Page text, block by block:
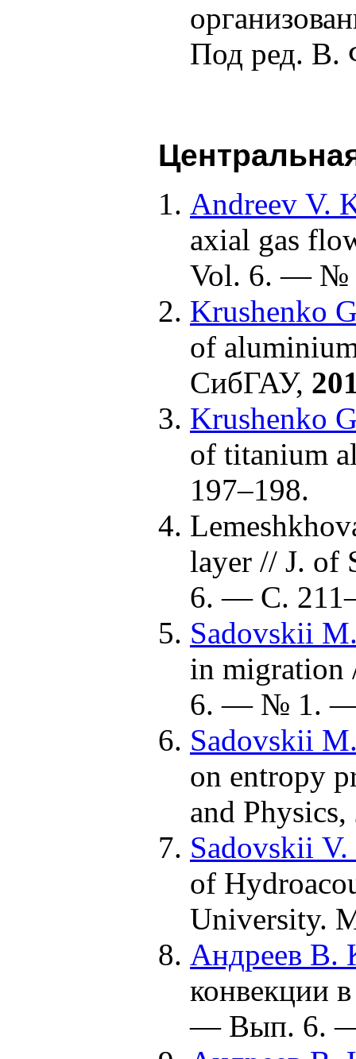
Под ред.
Andreev V.
axial gas
Vol. 6. — №
Krushenko
of
СибГАУ,
Krushenko
of titanium
197–198.
layer // J. of
6. — С. 2
Sadovskii
in migration
6. — № 1. —
Sadovskii
on entropy
and Physics,
Sadovskii
of
University.
Андреев В.
конвекции
— Вып. 6.